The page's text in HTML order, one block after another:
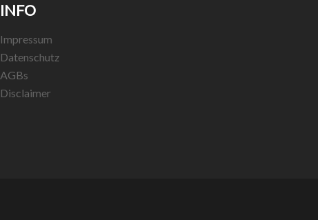
INFO
Impressum
Datenschutz
AGBs
Disclaimer